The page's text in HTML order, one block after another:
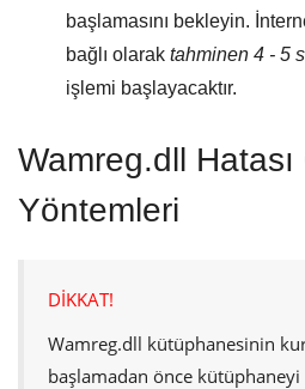
başlamasını bekleyin.
bağlı olarak tahminen 4 - 5
işlemi başlayacaktır.
Wamreg.dll
Yöntemleri
DİKKAT!
Wamreg.dll kütüphanesinin
başlamadan önce